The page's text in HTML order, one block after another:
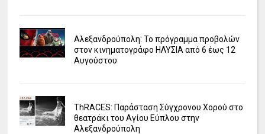
Αλεξανδρούπολη: Το πρόγραμμα προβολών
στον κινηματογράφο ΗΛΥΣΙΑ από 6 έως 12
Αυγούστου
ΤhRACES: Παράσταση Σύγχρονου Χορού στο
θεατράκι του Αγίου Εύπλου στην
Αλεξανδρούπολη